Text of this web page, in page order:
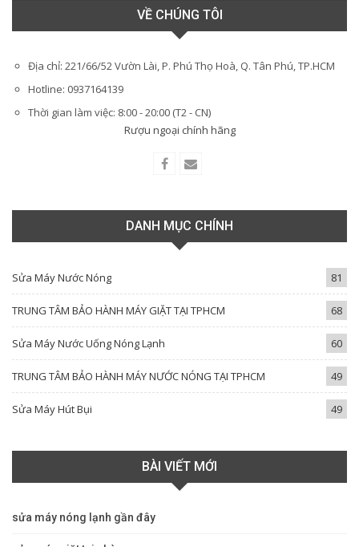
VỀ CHÚNG TÔI
Địa chỉ: 221/66/52 Vườn Lài, P. Phú Thọ Hoà, Q. Tân Phú, TP.HCM
Hotline: 0937164139
Thời gian làm việc: 8:00 - 20:00 (T2 - CN)
Rượu ngoại chính hãng
DANH MỤC CHÍNH
Sửa Máy Nước Nóng 81
TRUNG TÂM BẢO HÀNH MÁY GIẶT TẠI TPHCM 68
Sửa Máy Nước Uống Nóng Lạnh 60
TRUNG TÂM BẢO HÀNH MÁY NƯỚC NÓNG TẠI TPHCM 49
Sửa Máy Hút Bụi 49
BÀI VIẾT MỚI
sửa máy nóng lạnh gần đây